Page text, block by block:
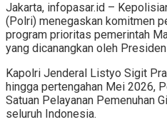
Jakarta, infopasar.id –
(Polri) menegaskan komitmen
program prioritas pemerintah
yang dicanangkan oleh
Kapolri Jenderal Listyo Sigit
hingga pertengahan Mei 2026,
Satuan Pelayanan Pemenuhan
seluruh Indonesia.